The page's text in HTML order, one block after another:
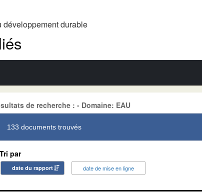
développement durable
de recherche : - Domaine: EAU
133 documents trouvés
Tri par
date du rapport date de mise en ligne